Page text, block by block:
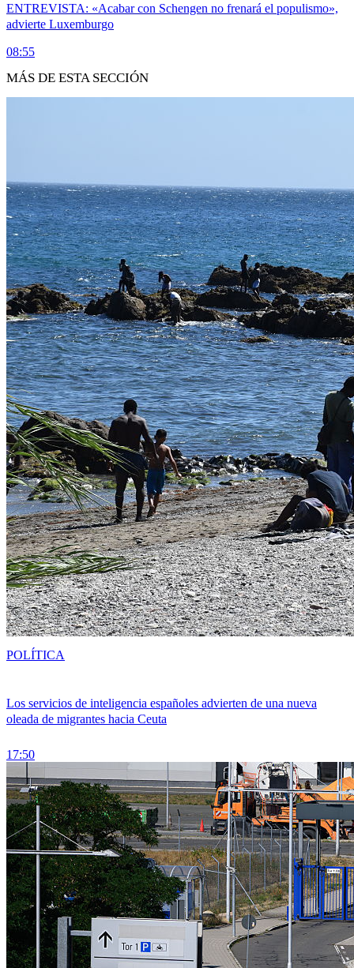
ENTREVISTA: «Acabar con Schengen no frenará el populismo»,
advierte Luxemburgo
08:55
MÁS DE ESTA SECCIÓN
Los servicios de inteligencia españoles advierten de una nueva
oleada de migrantes hacia Ceuta
17:50
POLÍTICA